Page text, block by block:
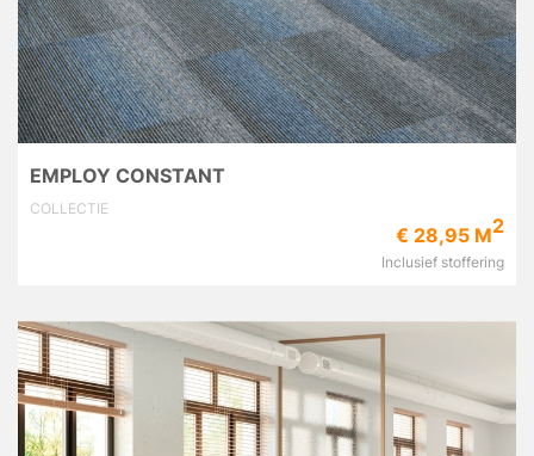
EMPLOY CONSTANT
COLLECTIE
€ 28,95 M2
Inclusief stoffering